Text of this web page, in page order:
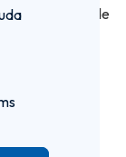
comunidade